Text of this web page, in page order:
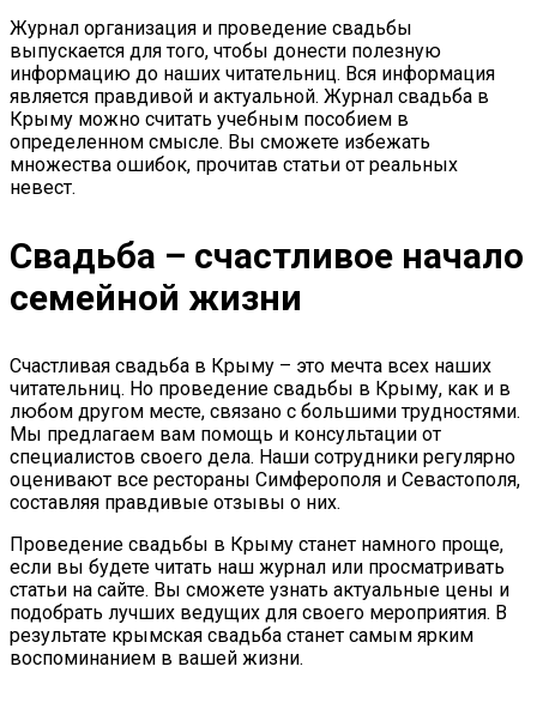
Журнал организация и проведение свадьбы
выпускается для того, чтобы донести полезную
информацию до наших читательниц. Вся информация
является правдивой и актуальной. Журнал свадьба в
Крыму можно считать учебным пособием в
определенном смысле. Вы сможете избежать
множества ошибок, прочитав статьи от реальных
невест.
Свадьба – счастливое начало
семейной жизни
Счастливая свадьба в Крыму – это мечта всех наших
читательниц. Но проведение свадьбы в Крыму, как и в
любом другом месте, связано с большими трудностями.
Мы предлагаем вам помощь и консультации от
специалистов своего дела. Наши сотрудники регулярно
оценивают все рестораны Симферополя и Севастополя,
составляя правдивые отзывы о них.
Проведение свадьбы в Крыму станет намного проще,
если вы будете читать наш журнал или просматривать
статьи на сайте. Вы сможете узнать актуальные цены и
подобрать лучших ведущих для своего мероприятия. В
результате крымская свадьба станет самым ярким
воспоминанием в вашей жизни.